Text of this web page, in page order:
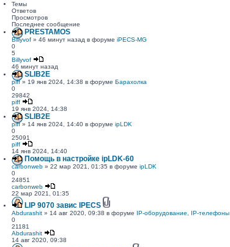
Темы
Ответов
Просмотров
Последнее сообщение
PRESTAMOS
Billyvof » 46 минут назад в форуме iPECS-MG
0
5
Billyvof
46 минут назад
SLIB2E
piff» 19 янв 2024, 14:38 в форуме Барахолка
0
29842
piff
19 янв 2024, 14:38
SLIB2E
piff» 14 янв 2024, 14:40 в форуме ipLDK
0
25091
piff
14 янв 2024, 14:40
Помощь в настройке ipLDK-60
carbonweb » 22 мар 2021, 01:35 в форуме ipLDK
0
24851
carbonweb
22 мар 2021, 01:35
LIP 9070 завис IPECS
Abdurashit » 14 авг 2020, 09:38 в форуме IP-оборудование, IP-телефоны
0
21181
Abdurashit
14 авг 2020, 09:38